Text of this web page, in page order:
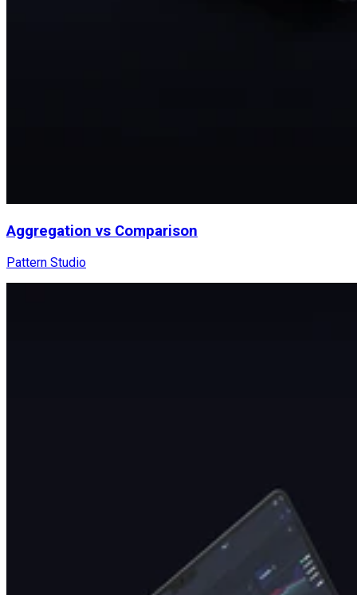
Aggregation vs Comparison
Pattern Studio